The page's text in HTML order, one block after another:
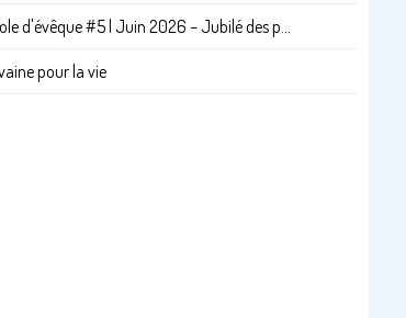
d'évêque #5 | Juin 2026 – Jubilé des p...
pour la vie